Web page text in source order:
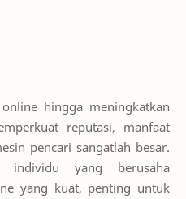
hingga meningkatkan
reputasi, manfaat
pencari sangatlah besar.
yang berusaha
yang kuat, penting untuk